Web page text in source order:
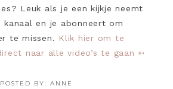
Leuk als je een kijkje neemt
kanaal en je abonneert om
te missen. Klik hier om te
naar alle video’s te gaan ➳
POSTED BY:ANNE